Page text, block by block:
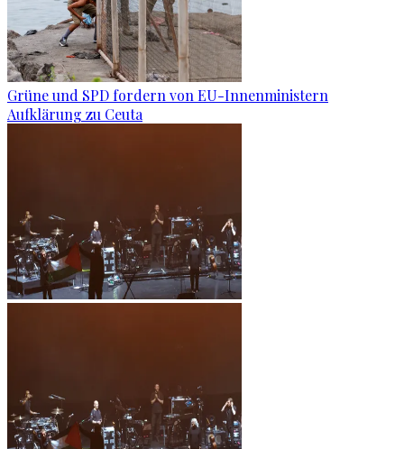
Grüne und SPD fordern von EU-Innenministern
Aufklärung zu Ceuta